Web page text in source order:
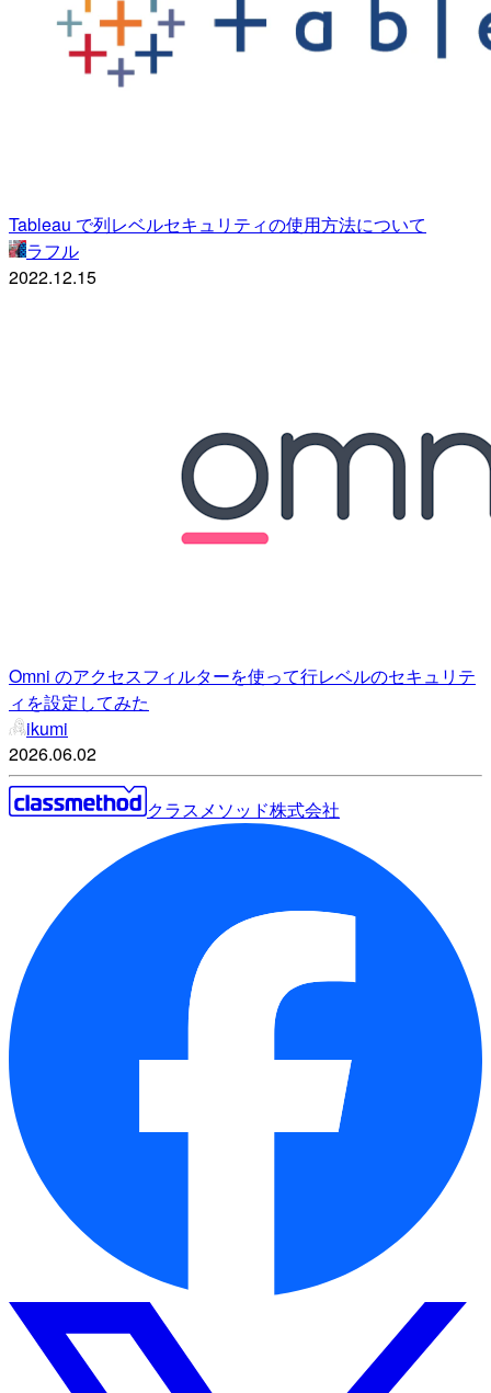
Tableau で列レベルセキュリティの使用方法について
ラフル
2022.12.15
Omni のアクセスフィルターを使って行レベルのセキュリテ
ィを設定してみた
ikumi
2026.06.02
クラスメソッド株式会社